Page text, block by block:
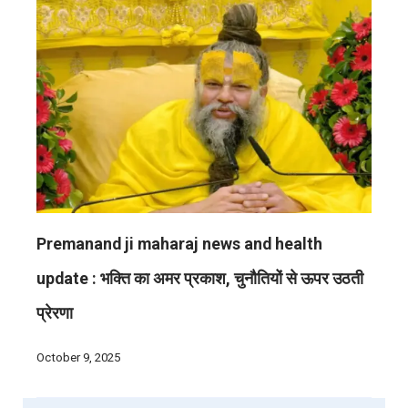
Premanand ji maharaj news and health
update : भक्ति का अमर प्रकाश, चुनौतियों से ऊपर उठती
प्रेरणा
October 9, 2025